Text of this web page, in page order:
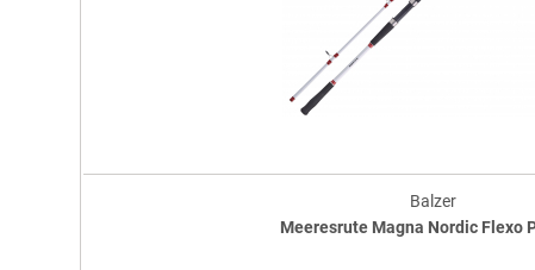
Balzer
Meeresrute Magna Nordic Flexo